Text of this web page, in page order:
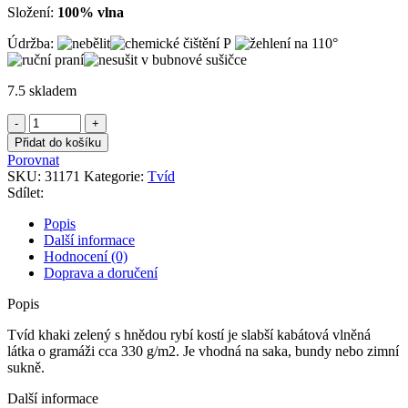
Složení: 100% vlna
Údržba:
7.5 skladem
Tvíd
khaki
zelený
s
hnědou
rybí
kostí
množství
Přidat do košíku
Porovnat
SKU: 31171 Kategorie: Tvíd
Sdílet:
Popis
Další informace
Hodnocení (0)
Doprava a doručení
Popis
Tvíd khaki zelený s hnědou rybí kostí je slabší kabátová vlněná
látka o gramáži cca 330 g/m2. Je vhodná na saka, bundy nebo zimní
sukně.
Další informace